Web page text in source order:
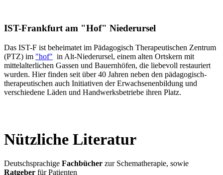
IST-Frankfurt am "Hof" Niederursel
Das IST-F ist beheimatet im Pädagogisch Therapeutischen Zentrum
(PTZ) im "hof" in Alt-Niederursel, einem alten Ortskern mit
mittelalterlichen Gassen und Bauernhöfen, die liebevoll restauriert
wurden. Hier finden seit über 40 Jahren neben den pädagogisch-
therapeutischen auch Initiativen der Erwachsenenbildung und
verschiedene Läden und Handwerksbetriebe ihren Platz.
Nützliche Literatur
Deutschsprachige Fachbücher zur Schematherapie, sowie
Ratgeber für Patienten